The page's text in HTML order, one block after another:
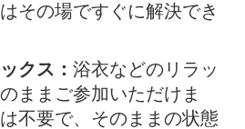
その場ですぐに解決でき
クス：浴衣などのリラッ
ままご参加いただけま
不要で、そのままの状態